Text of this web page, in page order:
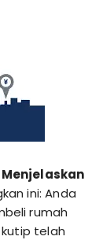
ini: Anda
rumah
telah